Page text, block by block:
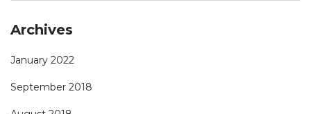
Archives
January 2022
September 2018